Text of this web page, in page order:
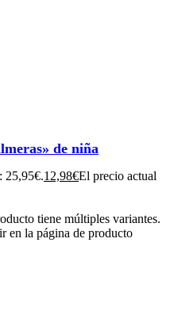
de niña
25,95€.12,98€El precio actual
tiene múltiples variantes.
en la página de producto